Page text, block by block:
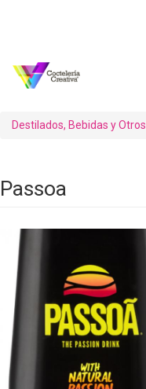
Destilados, Bebidas y Otros
Passoa